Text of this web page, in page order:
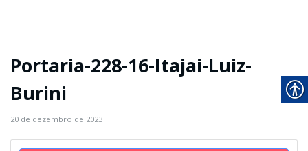
Portaria-228-16-Itajai-Luiz-
Burini
20 de dezembro de 2023